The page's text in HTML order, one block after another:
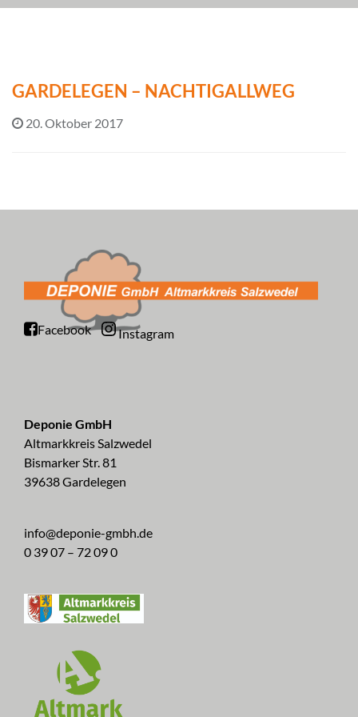
GARDELEGEN – NACHTIGALLWEG
20. Oktober 2017
Facebook Instagram
Deponie GmbH
Altmarkkreis Salzwedel
Bismarker Str. 81
39638 Gardelegen
info@deponie-gmbh.de
0 39 07 – 72 09 0